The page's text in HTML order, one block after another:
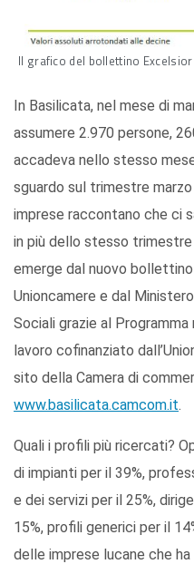
Il grafico del bollettino Excelsior
In Basilicata, nel mese di
assumere 2.970 persone,
accadeva nello stesso
sguardo sul trimestre
imprese raccontano che ci
in più dello stesso trimestre
emerge dal nuovo
Unioncamere e dal
Sociali grazie al Programma
lavoro cofinanziato
sito della Camera di
www.basilicata.camcom.it.
Quali i profili più ricercati?
di impianti per il 39%,
e dei servizi per il 25%,
15%, profili generici per il
delle imprese lucane che